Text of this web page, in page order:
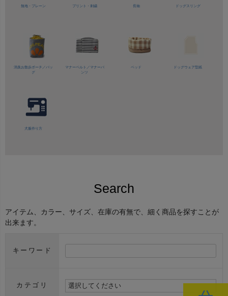
無地・プレーン プリント・刺繍 長袖 ドッグスリング
消臭お散歩ポーチ／バッ
グ
マナーベルト／ マナーパ
ンツ
ベッド ドッグウェア型紙
犬服作り方
Search
アイテム、カラー、サイズ、在庫の有無で、細く商品を探すことが
出来ます。
キーワード
カテゴリ